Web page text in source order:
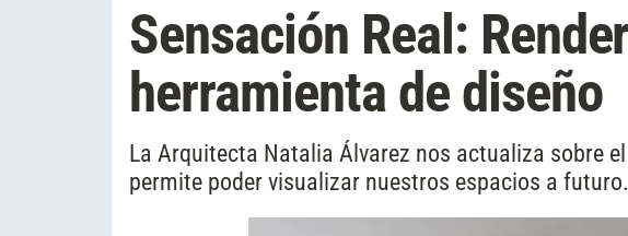
Sensación Real:
herramienta de diseño
La Arquitecta Natalia Álvarez nos actualiza sobre
permite poder visualizar nuestros espacios a futuro.